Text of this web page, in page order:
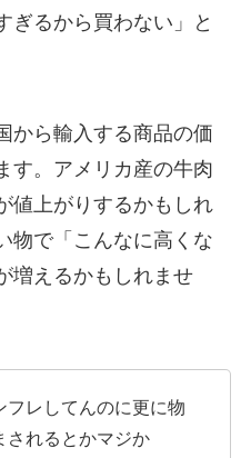
ぎるから買わない」と
から輸入する商品の価
す。アメリカ産の牛肉
値上がりするかもしれ
物で「こんなに高くな
増えるかもしれませ
フレしてんのに更に物
されるとかマジか